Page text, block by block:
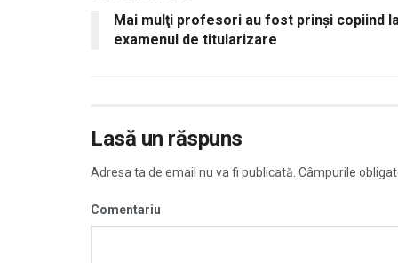
Mai mulţi profesori au fost prinşi copiind
examenul de titularizare
Lasă un răspuns
Adresa ta de email nu va fi publicată. Câmpurile
Comentariu